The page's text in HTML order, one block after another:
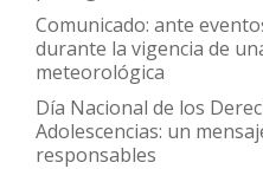
Comunicado: ante
durante la vigencia de
meteorológica
Día Nacional de los
Adolescencias: un
responsables